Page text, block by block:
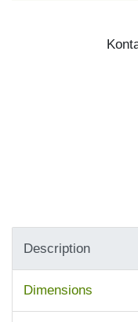
Description
Dimensions